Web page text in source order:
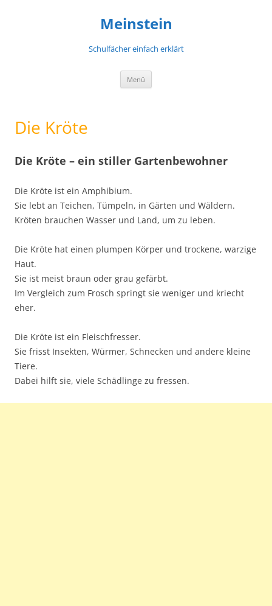
Meinstein
Schulfächer einfach erklärt
Menü
Die Kröte
Die Kröte – ein stiller Gartenbewohner
Die Kröte ist ein Amphibium.
Sie lebt an Teichen, Tümpeln, in Gärten und Wäldern.
Kröten brauchen Wasser und Land, um zu leben.
Die Kröte hat einen plumpen Körper und trockene, warzige
Haut.
Sie ist meist braun oder grau gefärbt.
Im Vergleich zum Frosch springt sie weniger und kriecht
eher.
Die Kröte ist ein Fleischfresser.
Sie frisst Insekten, Würmer, Schnecken und andere kleine
Tiere.
Dabei hilft sie, viele Schädlinge zu fressen.